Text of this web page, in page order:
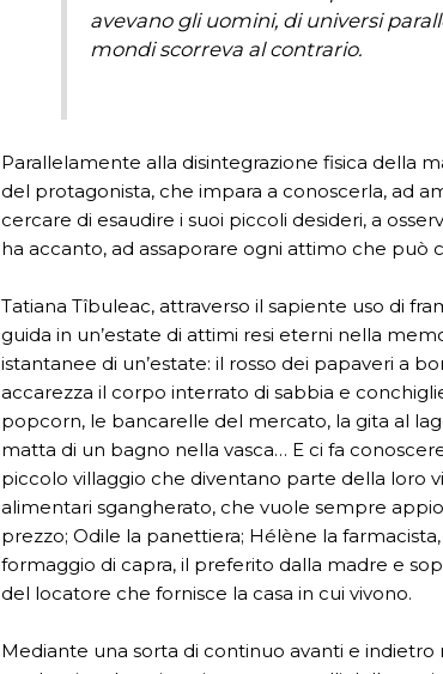
avevano gli uomini, di universi
mondi scorreva al contrario.
Parallelamente alla disintegrazione fisica della
del protagonista, che impara a conoscerla, ad
cercare di esaudire i suoi piccoli desideri, a
ha accanto, ad assaporare ogni attimo che può
Tatiana Tîbuleac, attraverso il sapiente uso di
guida in un’estate di attimi resi eterni nella
istantanee di un’estate: il rosso dei papaveri a
accarezza il corpo interrato di sabbia e
popcorn, le bancarelle del mercato, la gita al
matta di un bagno nella vasca… E ci fa
piccolo villaggio che diventano parte della loro
alimentari sgangherato, che vuole sempre
prezzo; Odile la panettiera; Hélène la
formaggio di capra, il preferito dalla madre e
del locatore che fornisce la casa in cui vivono.
Mediante una sorta di continuo avanti e indietro